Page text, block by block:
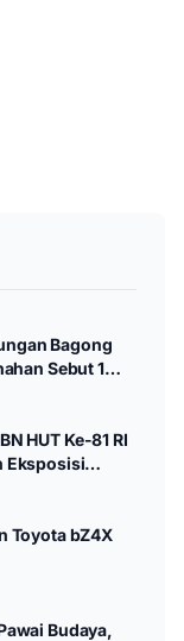
Bagong
Sebut 1
HUT Ke-81 RI
Eksposisi
Toyota bZ4X
Budaya,